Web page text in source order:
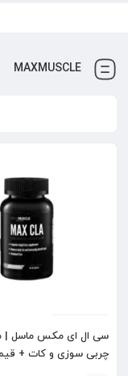
MAXMUSCLE
چربی سوزی و کات +